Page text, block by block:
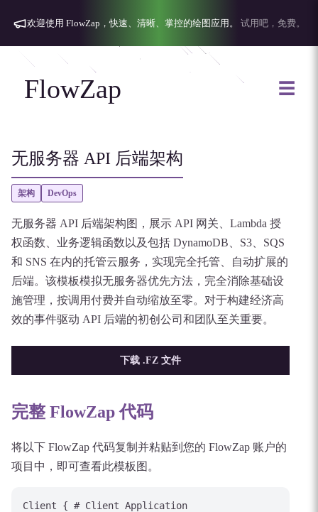
欢迎使用 FlowZap，快速、清晰、掌控的绘图应用。 试用吧，免费。
FlowZap ☰
无服务器 API 后端架构
架构 DevOps
无服务器 API 后端架构图，展示 API 网关、Lambda 授
权函数、业务逻辑函数以及包括 DynamoDB、S3、SQS
和 SNS 在内的托管云服务，实现完全托管、自动扩展的
后端。该模板模拟无服务器优先方法，完全消除基础设
施管理，按调用付费并自动缩放至零。对于构建经济高
效的事件驱动 API 后端的初创公司和团队至关重要。
下载 .FZ 文件
完整 FlowZap 代码
将以下 FlowZap 代码复制并粘贴到您的 FlowZap 账户的
项目中，即可查看此模板图。
Client { # Client Application